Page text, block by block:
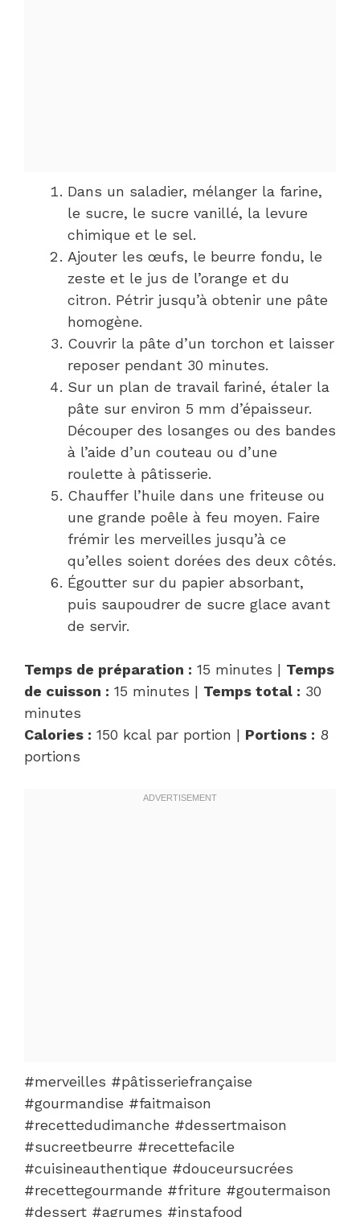
Dans un saladier, mélanger la farine,
le sucre, le sucre vanillé, la levure
chimique et le sel.
Ajouter les œufs, le beurre fondu, le
zeste et le jus de l’orange et du
citron. Pétrir jusqu’à obtenir une pâte
homogène.
Couvrir la pâte d’un torchon et laisser
reposer pendant 30 minutes.
Sur un plan de travail fariné, étaler la
pâte sur environ 5 mm d’épaisseur.
Découper des losanges ou des bandes
à l’aide d’un couteau ou d’une
roulette à pâtisserie.
Chauffer l’huile dans une friteuse ou
une grande poêle à feu moyen. Faire
frémir les merveilles jusqu’à ce
qu’elles soient dorées des deux côtés.
Égoutter sur du papier absorbant,
puis saupoudrer de sucre glace avant
de servir.
Temps de préparation : 15 minutes | Temps
de cuisson : 15 minutes | Temps total : 30
minutes
Calories : 150 kcal par portion | Portions : 8
portions
#merveilles #pâtisseriefrançaise
#gourmandise #faitmaison
#recettedudimanche #dessertmaison
#sucreetbeurre #recettefacile
#cuisineauthentique #douceursucrées
#recettegourmande #friture #goutermaison
#dessert #agrumes #instafood